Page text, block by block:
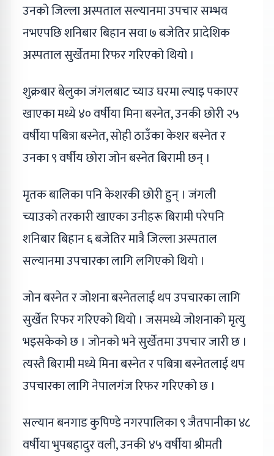
उनको जिल्ला अस्पताल सल्यानमा उपचार सम्भव
नभएपछि शनिबार बिहान सवा ७ बजेतिर प्रादेशिक
अस्पताल सुर्खेतमा रिफर गरिएको थियो ।
शुक्रबार बेलुका जंगलबाट च्याउ घरमा ल्याइ पकाएर
खाएका मध्ये ४० वर्षीया मिना बस्नेत, उनकी छोरी २५
वर्षीया पबित्रा बस्नेत, सोही ठाउँका केशर बस्नेत र
उनका ९ वर्षीय छोरा जोन बस्नेत बिरामी छन् ।
मृतक बालिका पनि केशरकी छोरी हुन् । जंगली
च्याउको तरकारी खाएका उनीहरू बिरामी परेपनि
शनिबार बिहान ६ बजेतिर मात्रै जिल्ला अस्पताल
सल्यानमा उपचारका लागि लगिएको थियो ।
जोन बस्नेत र जोशना बस्नेतलाई थप उपचारका लागि
सुर्खेत रिफर गरिएको थियो । जसमध्ये जोशनाको मृत्यु
भइसकेको छ । जोनको भने सुर्खेतमा उपचार जारी छ ।
त्यस्तै बिरामी मध्ये मिना बस्नेत र पबित्रा बस्नेतलाई थप
उपचारका लागि नेपालगंज रिफर गरिएको छ ।
सल्यान बनगाड कुपिण्डे नगरपालिका ९ जैतपानीका ४८
वर्षीया भुपबहादुर वली, उनकी ४५ वर्षीया श्रीमती